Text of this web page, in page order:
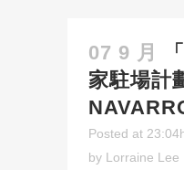
07 9 月
家駐場計
Posted at
by Lorraine Lee